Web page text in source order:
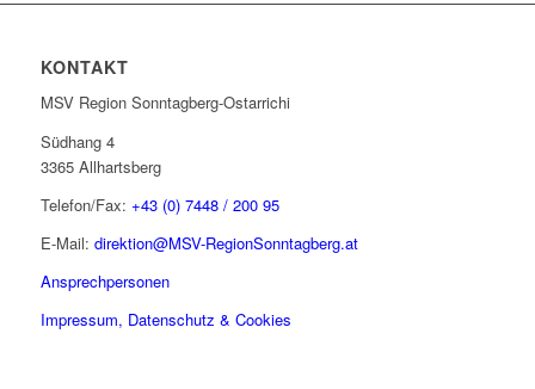
KONTAKT
MSV Region Sonntagberg-Ostarrichi
Südhang 4
3365 Allhartsberg
Telefon/Fax: +43 (0) 7448 / 200 95
E-Mail: direktion@MSV-RegionSonntagberg.at
Ansprechpersonen
Impressum, Datenschutz & Cookies